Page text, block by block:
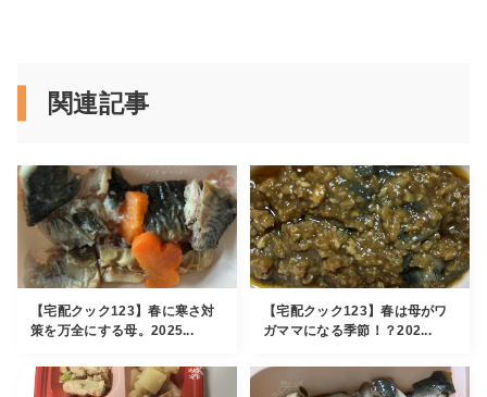
関連記事
【宅配クック123】春に寒さ対
策を万全にする母。2025...
【宅配クック123】春は母がワ
ガママになる季節！？202...